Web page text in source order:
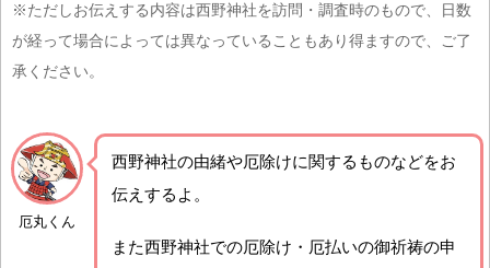
※ただしお伝えする内容は西野神社を訪問・調査時のもので、日数
が経って場合によっては異なっていることもあり得ますので、ご了
承ください。
厄丸くん
西野神社の由緒や厄除けに関するものなどをお
伝えするよ。
また西野神社での厄除け・厄払いの御祈祷の申